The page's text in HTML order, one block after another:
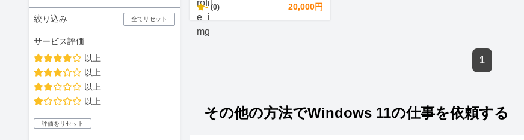
絞り込み 全てリセット
サービス評価
以上
以上
以上
以上
評価をリセット
- (0) 20,000円
1
その他の方法でWindows 11の仕事を依頼する